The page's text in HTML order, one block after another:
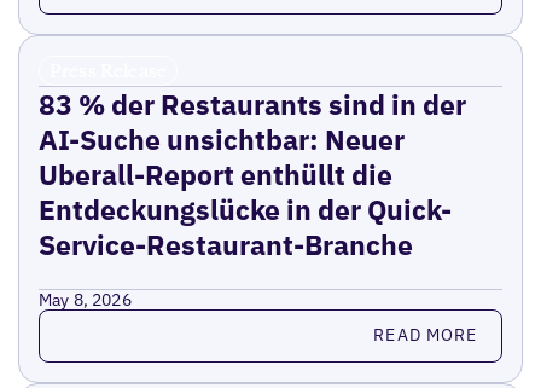
83 % der Restaurants sind in der
AI-Suche unsichtbar: Neuer
Uberall-Report enthüllt die
Entdeckungslücke in der Quick-
Service-Restaurant-Branche
May 8, 2026
Read more READ MORE